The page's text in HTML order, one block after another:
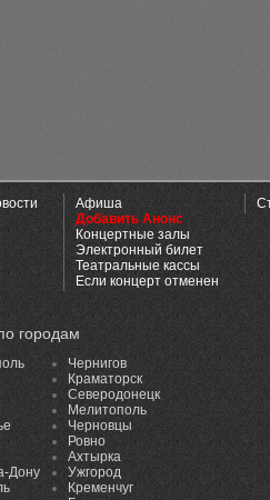
Афиша
Добавить Анонс
Концертные залы
Электронный билет
Театральные кассы
Если концерт отменен
городам
Дону
Чернигов
Краматорск
Северодонецк
Мелитополь
Черновцы
Ровно
Ахтырка
Ужгород
Кременчуг